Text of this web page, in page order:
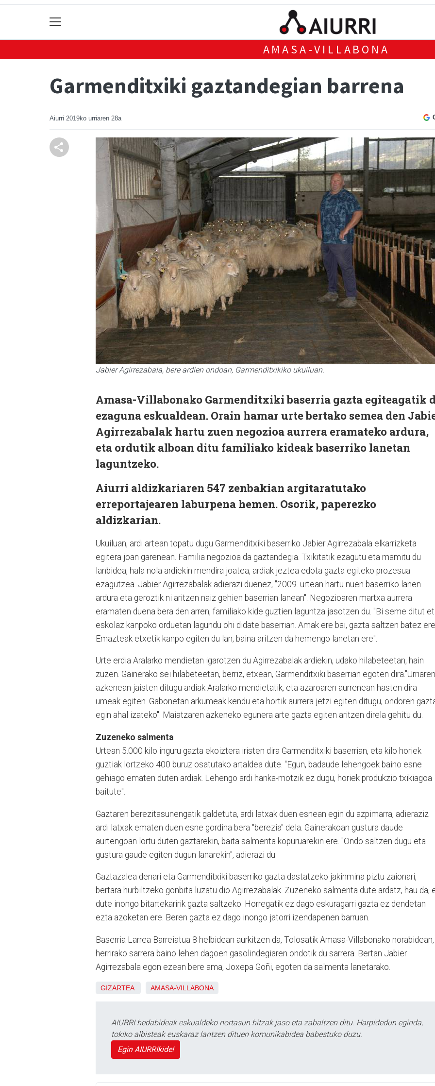
AMASA-VILLABONA
Garmenditxiki gaztandegian barrena
Aiurri 2019ko urriaren 28a
Jabier Agirrezabala, bere ardien ondoan, Garmenditxikiko ukuiluan.
Amasa-Villabonako Garmenditxiki baserria gazta egiteagatik
ezaguna eskualdean. Orain hamar urte bertako semea den
Agirrezabalak hartu zuen negozioa aurrera eramateko ardura,
eta ordutik alboan ditu familiako kideak baserriko lanetan
laguntzeko.
Aiurri aldizkariaren 547 zenbakian argitaratutako
erreportajearen laburpena hemen. Osorik, paperezko
aldizkarian.
Ukuiluan, ardi artean topatu dugu Garmenditxiki baserriko Jabier Agirrezabala elkarrizketa
egitera joan garenean. Familia negozioa da gaztandegia. Txikitatik ezagutu eta mamitu du
lanbidea, hala nola ardiekin mendira joatea, ardiak jeztea edota gazta egiteko prozesua
ezagutzea. Jabier Agirrezabalak adierazi duenez, "2009. urtean hartu nuen baserriko lanen
ardura eta geroztik ni aritzen naiz gehien baserrian lanean". Negozioaren martxa aurrera
eramaten duena bera den arren, familiako kide guztien laguntza jasotzen du. "Bi seme ditut
eskolaz kanpoko orduetan lagundu ohi didate baserrian. Amak ere bai, gazta saltzen batez
Emazteak etxetik kanpo egiten du lan, baina aritzen da hemengo lanetan ere".
Urte erdia Aralarko mendietan igarotzen du Agirrezabalak ardiekin, udako hilabeteetan, hain
zuzen. Gainerako sei hilabeteetan, berriz, etxean, Garmenditxiki baserrian egoten dira."Urriaren
azkenean jaisten ditugu ardiak Aralarko mendietatik, eta azaroaren aurrenean hasten dira
umeak egiten. Gabonetan arkumeak kendu eta hortik aurrera jetzi egiten ditugu, ondoren
egin ahal izateko". Maiatzaren azkeneko egunera arte gazta egiten aritzen direla gehitu du.
Zuzeneko salmenta
Urtean 5.000 kilo inguru gazta ekoiztera iristen dira Garmenditxiki baserrian, eta kilo horiek
guztiak lortzeko 400 buruz osatutako artaldea dute. "Egun, badaude lehengoek baino esne
gehiago ematen duten ardiak. Lehengo ardi hanka-motzik ez dugu, horiek produkzio txikiagoa
baitute".
Gaztaren berezitasunengatik galdetuta, ardi latxak duen esnean egin du azpimarra, adieraziz
ardi latxak ematen duen esne gordina bera "berezia" dela. Gainerakoan gustura daude
aurtengoan lortu duten gaztarekin, baita salmenta kopuruarekin ere. "Ondo saltzen dugu eta
gustura gaude egiten dugun lanarekin", adierazi du.
Gaztazalea denari eta Garmenditxiki baserriko gazta dastatzeko jakinmina piztu zaionari,
bertara hurbiltzeko gonbita luzatu dio Agirrezabalak. Zuzeneko salmenta dute ardatz, hau da,
dute inongo bitartekaririk gazta saltzeko. Horregatik ez dago eskuragarri gazta ez dendetan
ezta azoketan ere. Beren gazta ez dago inongo jatorri izendapenen barruan.
Baserria Larrea Barreiatua 8 helbidean aurkitzen da, Tolosatik Amasa-Villabonako norabidean,
herrirako sarrera baino lehen dagoen gasolindegiaren ondotik du sarrera. Bertan Jabier
Agirrezabala egon ezean bere ama, Joxepa Goñi, egoten da salmenta lanetarako.
GIZARTEA AMASA-VILLABONA
AIURRI hedabideak eskualdeko nortasun hitzak jaso eta zabaltzen ditu. Harpidedun eginda,
tokiko albisteak euskaraz lantzen dituen komunikabidea babestuko duzu.
Egin AIURRIkide!